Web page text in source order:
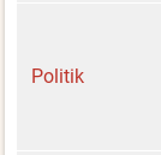
Politik